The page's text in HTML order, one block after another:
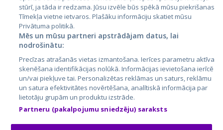
City24.lv
City24.ee
GetaPro.lv
GetaPro.ee
Skelbiu.lt
Autoplius.lt
Aruodas.lt
CVbankas.lt
Kainos.lt
Paslaugos.lt
auto24.ee
Osta.ee
KuldneBörs.ee
stūrī, ja tāda ir redzama. Jūsu izvēle būs spēkā mūsu piekrišanas
Tīmekļa vietne ietvaros. Plašāku informāciju skatiet mūsu
Privātuma politikā.
Mēs un mūsu partneri apstrādājam datus, lai
nodrošinātu:
Precīzas atrašanās vietas izmantošana. Ierīces parametru aktīva
skenēšana identifikācijas nolūkā. Informācijas ievietošana ierīcē
un/vai piekļuve tai. Personalizētas reklāmas un saturs, reklāmu
un satura efektivitātes novērtēšana, analītiskā informācija par
lietotāju grupām un produktu izstrāde.
Partneru (pakalpojumu sniedzēju) saraksts